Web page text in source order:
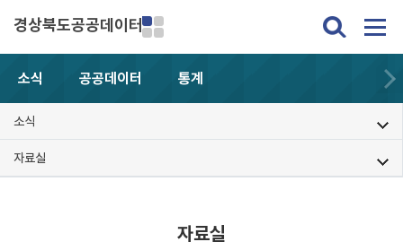
경상북도공공데이터
소식 공공데이터 통계
소식
자료실
자료실